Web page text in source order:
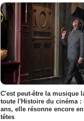
C'est peut-être la musique
toute l'Histoire du cinéma :
ans, elle résonne encore
têtes